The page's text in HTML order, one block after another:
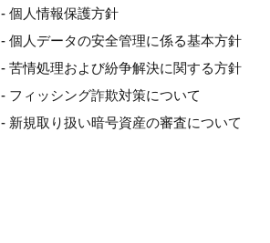
- 個人情報保護方針
- 個人データの安全管理に係る基本方針
- 苦情処理および紛争解決に関する方針
- フィッシング詐欺対策について
- 新規取り扱い暗号資産の審査について